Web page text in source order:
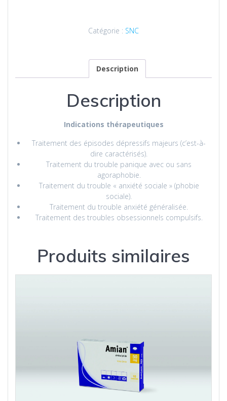
Catégorie : SNC
Description
Description
Indications thérapeutiques
Traitement des épisodes dépressifs majeurs (c’est-à-
dire caractérisés).
Traitement du trouble panique avec ou sans
agoraphobie.
Traitement du trouble « anxiété sociale » (phobie
sociale).
Traitement du trouble anxiété généralisée.
Traitement des troubles obsessionnels compulsifs.
Produits similaires